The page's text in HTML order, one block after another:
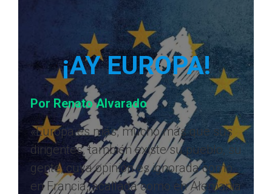
¡AY EUROPA!
Por Renato Alvarado
«Europa es más, mucho más que sus
dirigentes, también existe su pueblo, su
gente, cuya opinión es ignorada como
en Francia, acallada como en Alemania